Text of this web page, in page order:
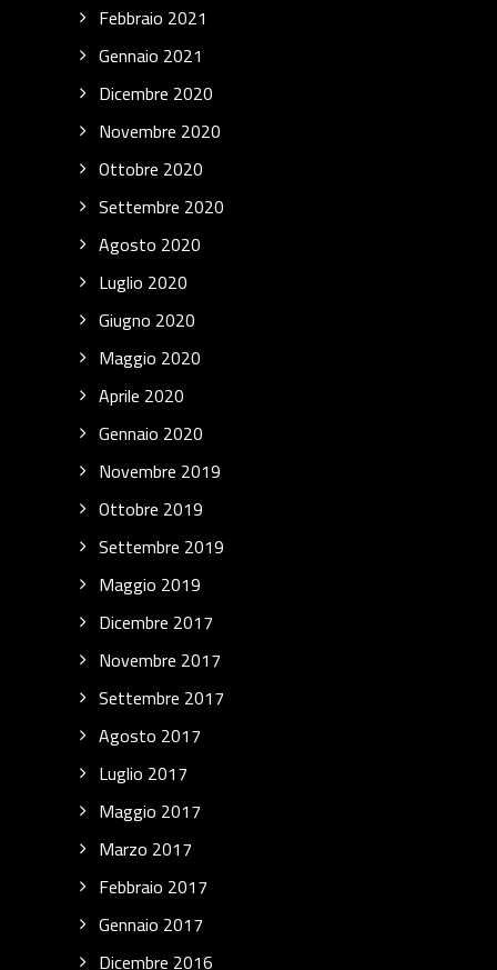
Febbraio 2021
Gennaio 2021
Dicembre 2020
Novembre 2020
Ottobre 2020
Settembre 2020
Agosto 2020
Luglio 2020
Giugno 2020
Maggio 2020
Aprile 2020
Gennaio 2020
Novembre 2019
Ottobre 2019
Settembre 2019
Maggio 2019
Dicembre 2017
Novembre 2017
Settembre 2017
Agosto 2017
Luglio 2017
Maggio 2017
Marzo 2017
Febbraio 2017
Gennaio 2017
Dicembre 2016